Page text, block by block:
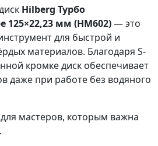
Hilberg Турбо
125×22,23 мм (HM602)— это
для быстрой и
материалов. Благодаря S-
кромке диск обеспечивает
даже при работе без водяного
мастеров, которым важна